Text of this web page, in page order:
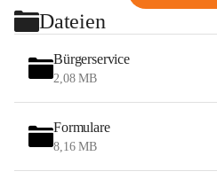
Dateien
Bürgerservice
2,08 MB
Formulare
8,16 MB